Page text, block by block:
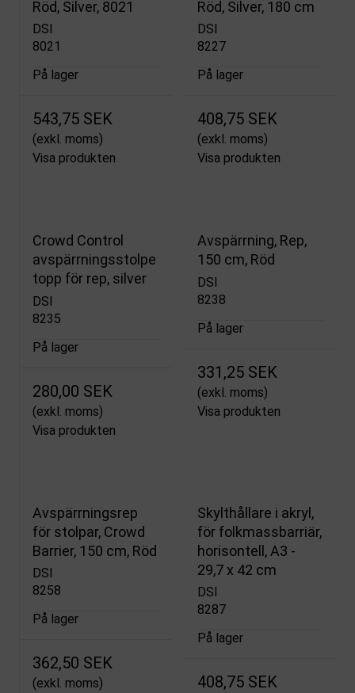
Röd, Silver, 8021
DSI
8021
På lager
543,75 SEK
(exkl. moms)
Visa produkten
Röd, Silver, 180 cm
DSI
8227
På lager
408,75 SEK
(exkl. moms)
Visa produkten
Crowd Control
avspärrningsstolpe
topp för rep, silver
DSI
8235
På lager
280,00 SEK
(exkl. moms)
Visa produkten
Avspärrning, Rep,
150 cm, Röd
DSI
8238
På lager
331,25 SEK
(exkl. moms)
Visa produkten
Avspärrningsrep
för stolpar, Crowd
Barrier, 150 cm, Röd
DSI
8258
På lager
362,50 SEK
(exkl. moms)
Skylthållare i akryl,
för folkmassbarriär,
horisontell, A3 -
29,7 x 42 cm
DSI
8287
På lager
408,75 SEK